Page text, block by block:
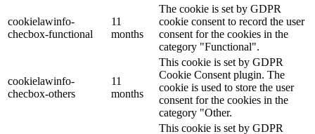
cookielawinfo-
checbox-functional
11
months
The cookie is set by GDPR
cookie consent to record the user
consent for the cookies in the
category "Functional".
cookielawinfo-
checbox-others
11
months
This cookie is set by GDPR
Cookie Consent plugin. The
cookie is used to store the user
consent for the cookies in the
category "Other.
This cookie is set by GDPR